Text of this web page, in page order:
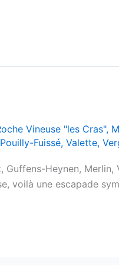
Vineuse "les Cras",
Pouilly-Fuissé, Valette,
Guffens-Heynen,
voilà une escapade